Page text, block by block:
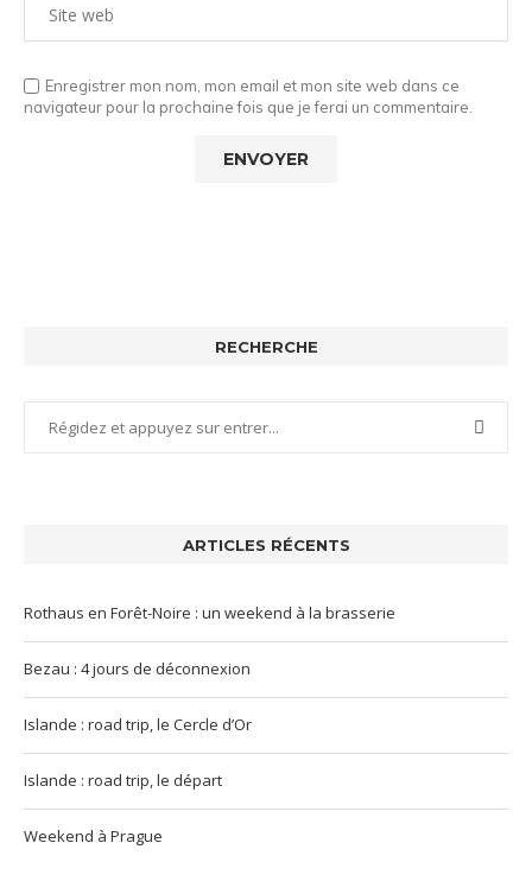
Enregistrer mon nom, mon email et mon site web dans ce
navigateur pour la prochaine fois que je ferai un commentaire.
RECHERCHE
ARTICLES RÉCENTS
Rothaus en Forêt-Noire : un weekend à la brasserie
Bezau : 4 jours de déconnexion
Islande : road trip, le Cercle d’Or
Islande : road trip, le départ
Weekend à Prague